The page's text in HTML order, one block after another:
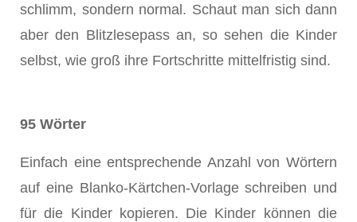
schlimm, sondern normal. Schaut man sich dann
aber den Blitzlesepass an, so sehen die Kinder
selbst, wie groß ihre Fortschritte mittelfristig sind.
95 Wörter
Einfach eine entsprechende Anzahl von Wörtern
auf eine Blanko-Kärtchen-Vorlage schreiben und
für die Kinder kopieren. Die Kinder können die